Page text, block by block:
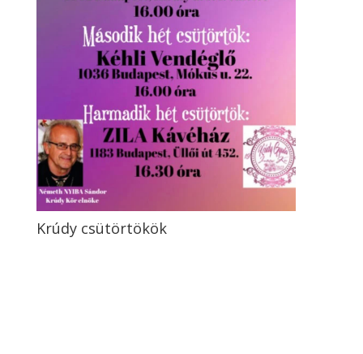
Krúdy csütörtökök